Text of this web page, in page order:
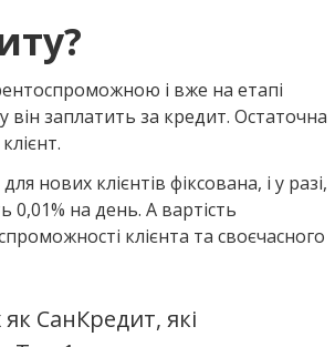
і вже на етапі
він заплатить за кредит. Остаточна
нових клієнтів фіксована, і у разі,
на день. А вартість
клієнта та своєчасного
як СанКредит, які